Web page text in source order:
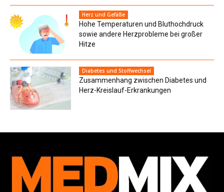
Herz und Gefäße
Hohe Temperaturen und Bluthochdruck
sowie andere Herzprobleme bei großer
Hitze
Diabetes und Stoffwechsel
Zusammenhang zwischen Diabetes und
Herz-Kreislauf-Erkrankungen